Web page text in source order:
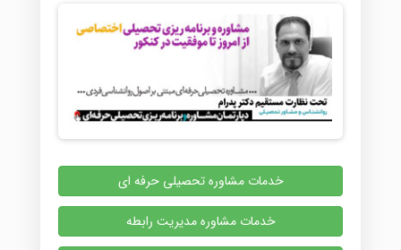
خدمات مشاوره تحصیلی حرفه ای
خدمات مشاوره مدیریت رابطه